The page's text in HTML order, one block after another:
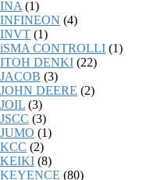
INA (1)
INFINEON (4)
INVT (1)
iSMA CONTROLLI (1)
ITOH DENKI (22)
JACOB (3)
JOHN DEERE (2)
JOIL (3)
JSCC (3)
JUMO (1)
KCC (2)
KEIKI (8)
KEYENCE (80)